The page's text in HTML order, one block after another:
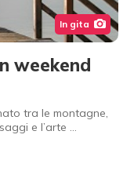
In gita
weekend
tra le montagne,
e l’arte …